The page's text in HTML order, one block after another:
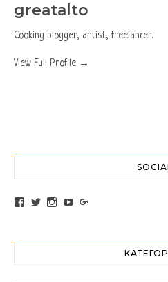
greatalto
Cooking blogger, artist, freelancer.
View Full Profile →
View altochef’s profile on
View jovancica73’s profile on
View jovancica73’s
View jovancica73’s